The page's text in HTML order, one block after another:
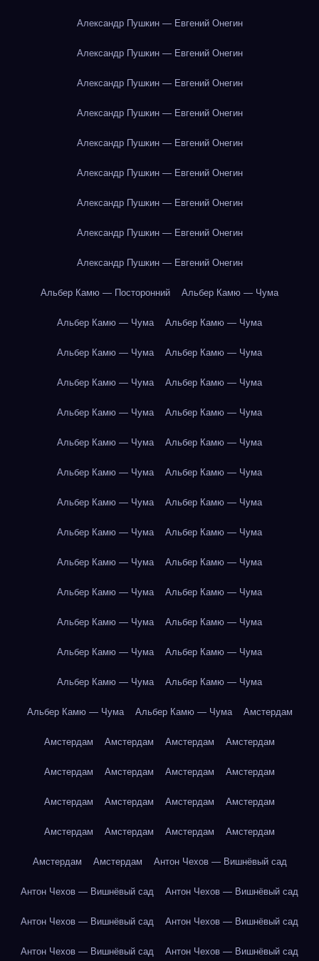
Александр Пушкин — Евгений Онегин
Александр Пушкин — Евгений Онегин
Александр Пушкин — Евгений Онегин
Александр Пушкин — Евгений Онегин
Александр Пушкин — Евгений Онегин
Александр Пушкин — Евгений Онегин
Александр Пушкин — Евгений Онегин
Александр Пушкин — Евгений Онегин
Александр Пушкин — Евгений Онегин
Альбер Камю — Посторонний Альбер Камю — Чума
Альбер Камю — Чума Альбер Камю — Чума
Альбер Камю — Чума Альбер Камю — Чума
Альбер Камю — Чума Альбер Камю — Чума
Альбер Камю — Чума Альбер Камю — Чума
Альбер Камю — Чума Альбер Камю — Чума
Альбер Камю — Чума Альбер Камю — Чума
Альбер Камю — Чума Альбер Камю — Чума
Альбер Камю — Чума Альбер Камю — Чума
Альбер Камю — Чума Альбер Камю — Чума
Альбер Камю — Чума Альбер Камю — Чума
Альбер Камю — Чума Альбер Камю — Чума
Альбер Камю — Чума Альбер Камю — Чума
Альбер Камю — Чума Альбер Камю — Чума
Альбер Камю — Чума Альбер Камю — Чума Амстердам
Амстердам Амстердам Амстердам Амстердам
Амстердам Амстердам Амстердам Амстердам
Амстердам Амстердам Амстердам Амстердам
Амстердам Амстердам Амстердам Амстердам
Амстердам Амстердам Антон Чехов — Вишнёвый сад
Антон Чехов — Вишнёвый сад Антон Чехов — Вишнёвый сад
Антон Чехов — Вишнёвый сад Антон Чехов — Вишнёвый сад
Антон Чехов — Вишнёвый сад Антон Чехов — Вишнёвый сад